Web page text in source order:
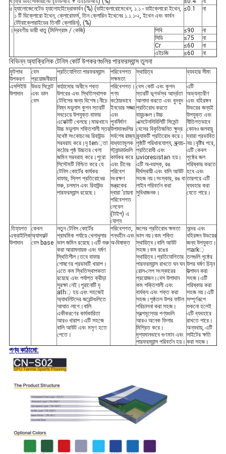
৫ হ্যালোজেনেটেড হ্যালোহাইড্রোকার্বন (%) (ডাইক্লোরোমেথেন, ১.১ - ডাইক্লোরো ইথেন,
১ টি ডিক্লোরো ইথেন, ক্লোরোফর্ম, তিন ক্লোরিন ইথেনের ১.১.১-২, ইথেন এবং কার্বন
টেট্রাক্লোরাইডের তিনটি ক্লোরিন), (%)
≤0.1 না
। দ্রবণীয় ভারী ধাতু (মিলিগ্রাম / কেজি) পিবি ≤90
না
সিডি
≤75
না
Cr
≤60
না
এইচজি
≤60 না
বিভিন্ন অ্যাক্রিলিক টেনিস কোর্ট উপকরণগুলির পারফরম্যান্স তুলনা
ফুটপাথ
উপকরণ
বেস
প্রয়োজনীয়তা
প্রতিযোগিতা পারফরম্যান্স
পরিবেশগত
সক্ষমতা
স্থায়িত্ব ব্যবহার সীমা
এসপিইউ
উপাদান
উভয় সিমেন্ট
এবং ডাল
বেস
কাঠামোর অধীনে শক্ত
উপরের এবং স্থিতিস্থাপক
টেনিসের জন্য বিশেষ।নীচে
নিম্ন মডুলাস কুশন স্তরটি
সবচেয়ে উপযুক্ত বাফার
এফেক্টটি খেলছে।মাঝখানে
উচ্চ মডুলাস শক্তিশালী স্তর
যথেষ্ট সংকোচনের রিবাউন্ড
সরবরাহ করে।দৃ ten়তা
কঠোর পৃষ্ঠ উচ্চতর খেলা
জমিন সরবরাহ করে।পুরো
সিস্টেমটি নিশ্চিত করে যে
টেনিস কোর্টের কার্যকর
বাফার, স্লিপ প্রতিরোধের
শুরু, চলমান এবং রিবাউন্ড
পারফরম্যান্স রয়েছে।
পরিবেশগত।
পণ্য
কঠোরভাবে
ইনডোর সজ্জা
এবং
পুনর্নির্মাণ
উপাদানগুলির
সর্বশেষ রাজ্য
বাধ্যতামূলক
স্ট্যান্ডার্ডগুলি
কার্যকর করে
এবং চীনের
পরিবেশ
সংরক্ষণ
মন্ত্রকের
দ্বারা 'চায়না
পরিবেশগত
লেবেল
(টাইপ) এ
যোগ্য
বেস কোট এবং কুশন
স্তরটি ভূগর্ভস্থ আর্দ্রতা
আলাদা করতে এবং বুদবুদ
প্রতিরোধ করতে
বায়ুচঞ্চল।উচ্চ
এক্সটেনসিবিলিটি সিমেন্ট
বেসের বিকৃতিজনিত ক্ষুদ্র
ক্র্যাকটি প্রতিরোধ করে।
পৃষ্ঠটি পরিধানযোগ্য, স্ক্র্যাচ-
প্রতিরোধী এবং
uvioresistan হয়।
এটি অ-বয়স্ক, রঙ
দীর্ঘস্থায়ী এবং বালি আউট
সহজ নয়।সংস্কার, রঙ বা
লাইন পরিবর্তন করা
সুবিধাজনক।
এটি
অভ্যন্তরীণ
এবং বহিরঙ্গন
উভয়ের জন্যই
উপযুক্ত এবং
নীতিগতভাবে
কোনও জলবায়ু
দ্বারা প্রভাবিত
নয়।বৃষ্টির পরে,
এটি কেবল
পৃষ্ঠের জল
পরিষ্কার করতে
হবে এবং
তারপরে এটি
ব্যবহার করা
যেতে পারে।
.তিহ্যগত
এক্রাইলিক
উপাদান
কেবল
অ্যাসফল্ট
বেস base
নতুন টেনিস কোর্টের
প্রাথমিক পর্যায়ে খেলাধুলার
ভাল জমিন রয়েছে।এটি শুরু
করা আরামদায়ক এবং ঘর্ষণ
স্থিতিশীল।তবে বাফার
শোষণের প্রভাবটি খারাপ।
এতে কম স্থিতিস্থাপকতা
রয়েছে এবং পর্যাপ্ত ক্রীড়া
সুরক্ষা নেই।পুরানোটি দৃ
ath় হয় এবং সহজেই
অ্যাথলিটদের জয়েন্টগুলিতে
আঘাত লাগে।বালি
একীকরণের কার্যকারিতা
আরও খারাপ।এটি সহজে
বালি আউট এবং মসৃণ হতে
পেতে।
পরিবেশগত,
গন্ধহীন এবং
অ-বিষাক্ত
জলের প্রতিরোধ ক্ষমতা
ভাল নয়।কম শক্তি
স্থায়িত্ব।বালি আউট
সহজ।কম রঙের
স্থায়িত্ব।প্রতিযোগিতার
পারফরম্যান্স রাখতে ঘন ঘন
রোল-লেপ সংস্কারের
প্রয়োজন।বেস উপাদান
কম শক্তিশালী এবং
বার্ধক্য এবং শক্ত করা
সহজ।পৃষ্ঠতল উপর ফাটল
পরিচালনা করা সহজ।
স্বল্পমূল্যের পণ্যগুলি
আরও অনেক ফিলার
মিশ্রিত করে।
দৃশ্যমানভাবে গুণমান এবং
পারফরম্যান্স পরিবর্তন হয়।
অন্দর এবং
বহিরঙ্গন উভয়ের
জন্য উপযুক্ত।
গাark়
তলগুলি পৃষ্ঠের
উপর ঘর্ষণ চিহ্ন
উত্পাদন করা
সহজ।এটি
পরিষ্কার করা
সহজ নয়।এটি
সম্পূর্ণরূপে
শুকনো হলেই
এটি ব্যবহারে
রাখতে পারে।
অন্যথায়, এটি
সাইটের ক্ষতি
করা সহজ।
পণ্য কাঠামো: